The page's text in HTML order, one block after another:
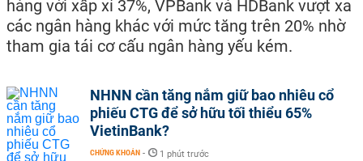
hàng với xấp xỉ 37%, VPBank và HDBank vượt xa
các ngân hàng khác với mức tăng trên 20% nhờ
tham gia tái cơ cấu ngân hàng yếu kém.
NHNN cần tăng nắm giữ bao nhiêu cổ
phiếu CTG để sở hữu tối thiểu 65%
VietinBank?
CHỨNG KHOÁN - 1 phút trước